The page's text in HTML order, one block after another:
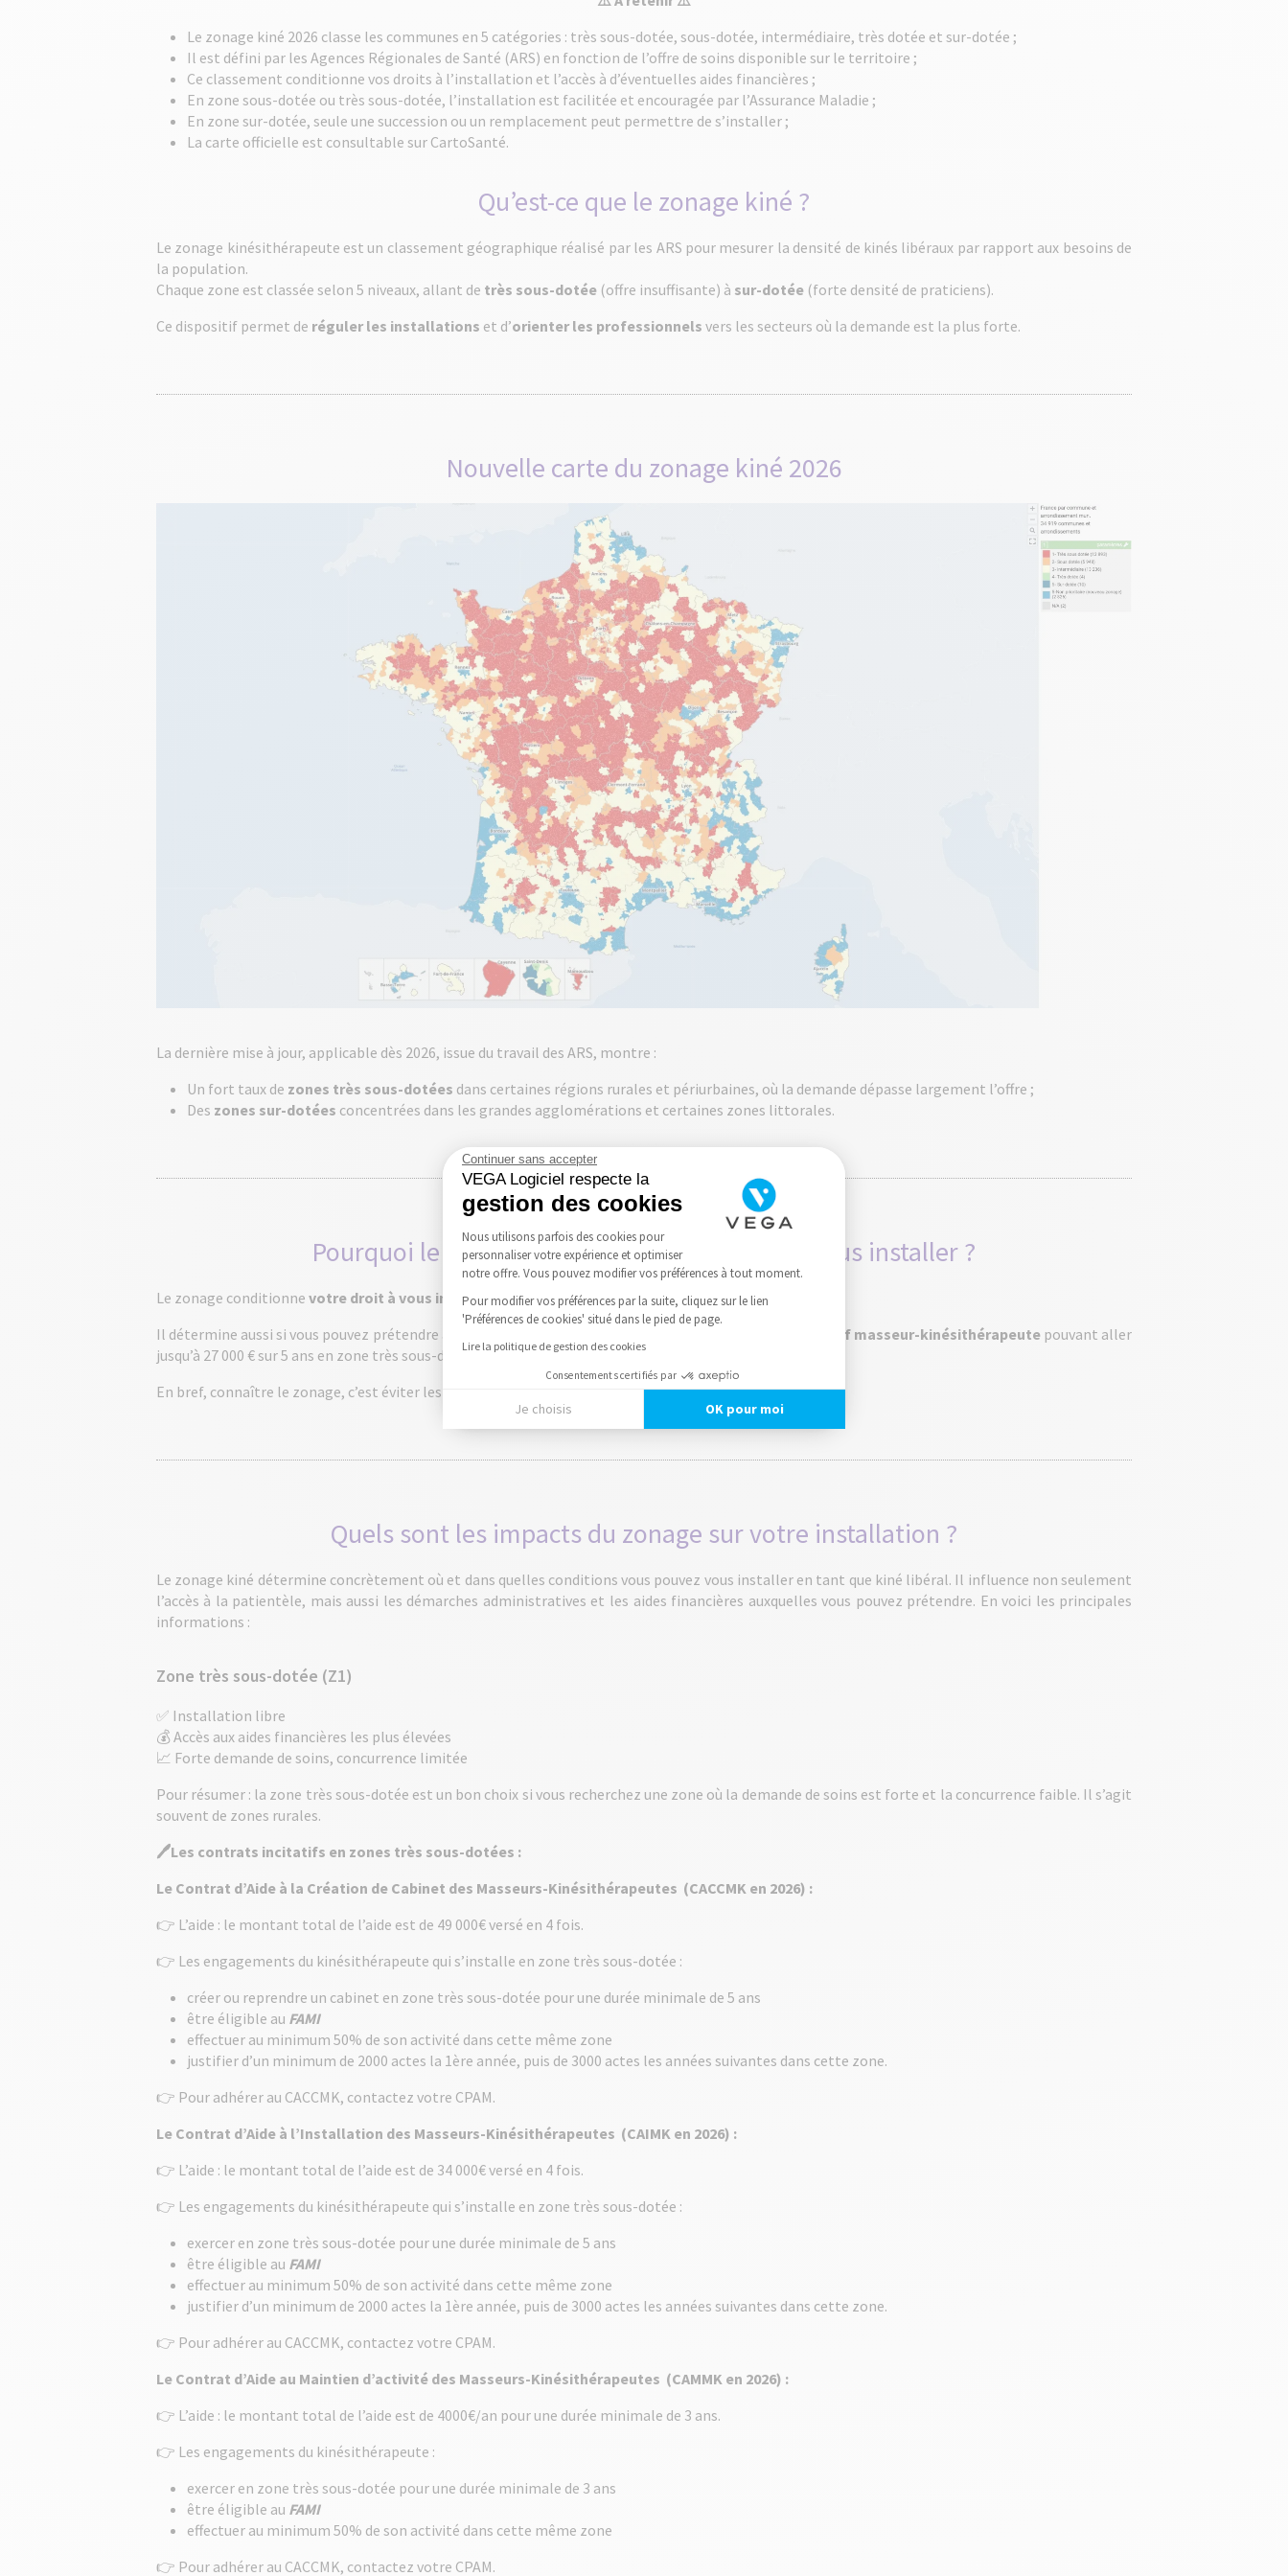
Continuer sans accepter
VEGA Logiciel respecte la
gestion des cookies
Nous utilisons parfois des cookies pour
personnaliser votre expérience et optimiser
notre offre. Vous pouvez modifier vos préférences à tout moment.
Pour modifier vos préférences par la suite, cliquez sur le lien
'Préférences de cookies' situé dans le pied de page.
Lire la politique de gestion des cookies
Consentements certifiés par
Je choisis OK pour moi
Le zonage kiné 2026 classe les communes en 5 catégories : très sous-dotée, sous-dotée, intermédiaire, très dotée et sur-dotée ;
Il est défini par les Agences Régionales de Santé (ARS) en fonction de l’offre de soins disponible sur le territoire ;
Ce classement conditionne vos droits à l’installation et l’accès à d’éventuelles aides financières ;
En zone sous-dotée ou très sous-dotée, l’installation est facilitée et encouragée par l’Assurance Maladie ;
En zone sur-dotée, seule une succession ou un remplacement peut permettre de s’installer ;
La carte officielle est consultable sur CartoSanté.
Qu’est-ce que le zonage kiné ?
Le zonage kinésithérapeute est un classement géographique réalisé par les ARS pour mesurer la densité de kinés libéraux par rapport aux besoins de
la population.
Chaque zone est classée selon 5 niveaux, allant de très sous-dotée(offre insuffisante) à sur-dotée(forte densité de praticiens).
Ce dispositif permet de réguler les installations et d’orienter les professionnels vers les secteurs où la demande est la plus forte.
Nouvelle carte du zonage kiné 2026
La dernière mise à jour, applicable dès 2026, issue du travail des ARS, montre :
Un fort taux de zones très sous-dotées dans certaines régions rurales et périurbaines, où la demande dépasse largement l’offre ;
Des zones sur-dotées concentrées dans les grandes agglomérations et certaines zones littorales.
Pourquoi le zonage kiné est-il essentiel pour vous installer ?
Le zonage conditionne votre droit à vous installeren libéral dans une commune donnée.
Il détermine aussi si vous pouvez prétendre à des aides financières attractives, comme le
contrat incitatif masseur-kinésithérapeutepouvant aller
jusqu’à 27 000 € sur 5 ans en zone très sous-dotée.
En bref, connaître le zonage, c’est éviter les mauvaises surprises et optimiser vos chances de réussite.
Quels sont les impacts du zonage sur votre installation ?
Le zonage kiné détermine concrètement où et dans quelles conditions vous pouvez vous installer en tant que kiné libéral. Il influence non seulement
l’accès à la patientèle, mais aussi les démarches administratives et les aides financières auxquelles vous pouvez prétendre. En voici les principales
informations :
Zone très sous-dotée (Z1)
✅ Installation libre
💰 Accès aux aides financières les plus élevées
📈 Forte demande de soins, concurrence limitée
Pour résumer : la zone très sous-dotée est un bon choix si vous recherchez une zone où la demande de soins est forte et la concurrence faible. Il s’agit
souvent de zones rurales.
🖊️Les contrats incitatifs en zones très sous-dotées :
Le Contrat d’Aide à la Création de Cabinet des Masseurs-Kinésithérapeutes (CACCMK en 2026) :
👉 L’aide : le montant total de l’aide est de 49 000€ versé en 4 fois.
👉 Les engagements du kinésithérapeute qui s’installe en zone très sous-dotée :
créer ou reprendre un cabinet en zone très sous-dotée pour une durée minimale de 5 ans
être éligible au FAMI
effectuer au minimum 50% de son activité dans cette même zone
justifier d’un minimum de 2000 actes la 1ère année, puis de 3000 actes les années suivantes dans cette zone.
👉 Pour adhérer au CACCMK, contactez votre CPAM.
Le Contrat d’Aide à l’Installation des Masseurs-Kinésithérapeutes (CAIMK en 2026) :
👉 L’aide : le montant total de l’aide est de 34 000€ versé en 4 fois.
👉 Les engagements du kinésithérapeute qui s’installe en zone très sous-dotée :
exercer en zone très sous-dotée pour une durée minimale de 5 ans
être éligible au FAMI
effectuer au minimum 50% de son activité dans cette même zone
justifier d’un minimum de 2000 actes la 1ère année, puis de 3000 actes les années suivantes dans cette zone.
👉 Pour adhérer au CACCMK, contactez votre CPAM.
Le Contrat d’Aide au Maintien d’activité des Masseurs-Kinésithérapeutes (CAMMK en 2026) :
👉 L’aide : le montant total de l’aide est de 4000€/an pour une durée minimale de 3 ans.
👉 Les engagements du kinésithérapeute :
exercer en zone très sous-dotée pour une durée minimale de 3 ans
être éligible au FAMI
effectuer au minimum 50% de son activité dans cette même zone
👉 Pour adhérer au CACCMK, contactez votre CPAM.